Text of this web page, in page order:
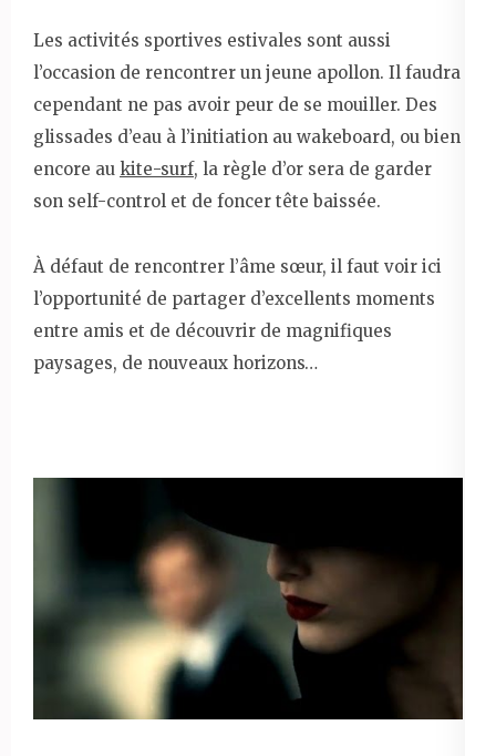
Les activités sportives estivales sont aussi
l’occasion de rencontrer un jeune apollon. Il faudra
cependant ne pas avoir peur de se mouiller. Des
glissades d’eau à l’initiation au wakeboard, ou bien
encore au kite-surf, la règle d’or sera de garder
son self-control et de foncer tête baissée.
À défaut de rencontrer l’âme sœur, il faut voir ici
l’opportunité de partager d’excellents moments
entre amis et de découvrir de magnifiques
paysages, de nouveaux horizons…